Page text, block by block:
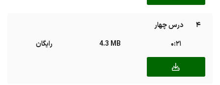
4
درس چهار
0:21
4.3 MB رایگان